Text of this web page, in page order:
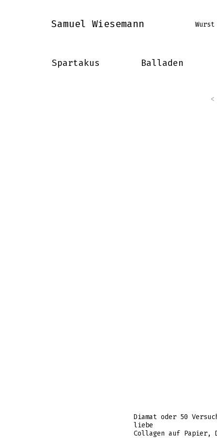
Samuel Wiesemann
Spartakus Balladen
<
Diamat oder 50
liebe
Collagen auf Papier,